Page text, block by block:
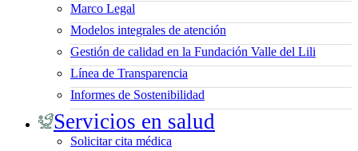
Marco Legal
Modelos integrales de atención
Gestión de calidad en la Fundación Valle del Lili
Línea de Transparencia
Informes de Sostenibilidad
Servicios en salud
Solicitar cita médica